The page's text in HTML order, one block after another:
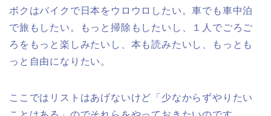
ボクはバイクで日本をウロウロしたい。車でも車中泊
で旅もしたい。もっと掃除もしたいし、１人でごろご
ろをもっと楽しみたいし、本も読みたいし、もっとも
っと自由になりたい。
ここではリストはあげないけど「少なからずやりたい